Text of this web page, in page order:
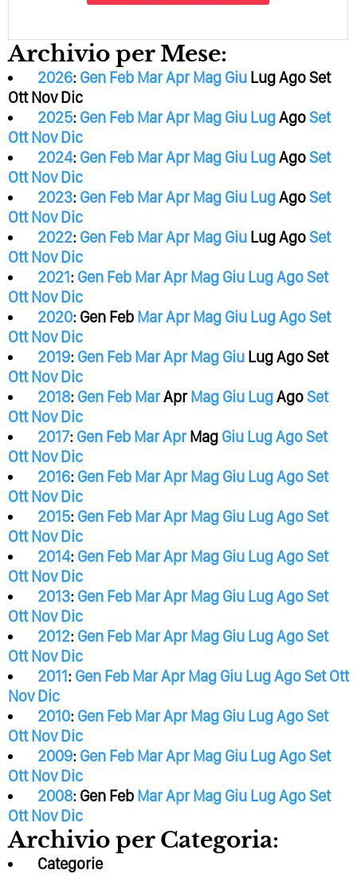
Archivio per Mese:
2026: Gen Feb MarApr Mag Giu LugAgoSet
Ott Nov Dic
2025: Gen Feb MarApr Mag Giu LugAgoSet
Ott Nov Dic
2024: Gen Feb MarApr Mag Giu LugAgoSet
Ott Nov Dic
2023: Gen Feb MarApr Mag Giu LugAgoSet
Ott Nov Dic
2022: Gen Feb MarApr Mag Giu LugAgoSet
Ott Nov Dic
2021: Gen Feb MarApr Mag Giu LugAgoSet
Ott Nov Dic
2020: Gen Feb MarApr Mag Giu LugAgoSet
Ott Nov Dic
2019: Gen Feb MarApr Mag Giu LugAgoSet
Ott Nov Dic
2018: Gen Feb MarApr Mag Giu LugAgoSet
Ott Nov Dic
2017: Gen Feb MarApr Mag Giu LugAgoSet
Ott Nov Dic
2016: Gen Feb MarApr Mag Giu LugAgoSet
Ott Nov Dic
2015: Gen Feb MarApr Mag Giu LugAgoSet
Ott Nov Dic
2014: Gen Feb MarApr Mag Giu LugAgoSet
Ott Nov Dic
2013: Gen Feb MarApr Mag Giu LugAgoSet
Ott Nov Dic
2012: Gen Feb MarApr Mag Giu LugAgoSet
Ott Nov Dic
2011: Gen Feb MarApr Mag Giu LugAgoSet Ott
Nov Dic
2010: Gen Feb MarApr Mag Giu LugAgoSet
Ott Nov Dic
2009: Gen Feb MarApr Mag Giu LugAgoSet
Ott Nov Dic
2008: Gen Feb MarApr Mag Giu LugAgoSet
Ott Nov Dic
Archivio per Categoria:
Categorie